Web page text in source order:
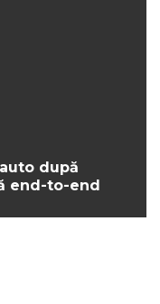
după
end-to-end